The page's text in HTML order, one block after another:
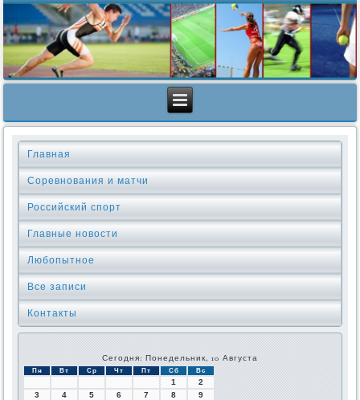
Главная
Соревнования и матчи
Российский спорт
Главные новости
Любопытное
Все записи
Контакты
Сегодня: Понедельник, 10 Августа
Пн Вт Ср Чт Пт Сб Вс
1
2
3
4 5 6 7 8
9